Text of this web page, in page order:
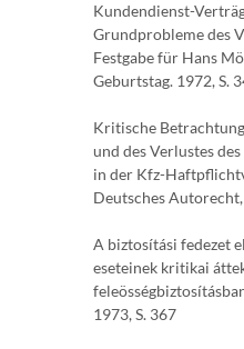
Kundendienst-
Grundprobleme des
Festgabe für Hans
Geburtstag. 1972, S.
Kritische
und des Verlustes
in der Kfz-
Deutsches
A biztosítási fedezet
eseteinek kritikai
1973, S. 367